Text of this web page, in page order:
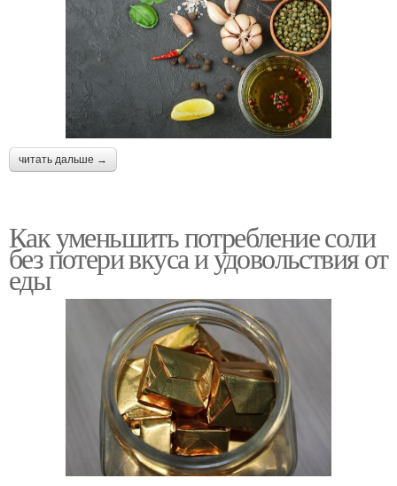
читать дальше →
Как уменьшить потребление соли
без потери вкуса и удовольствия от
еды